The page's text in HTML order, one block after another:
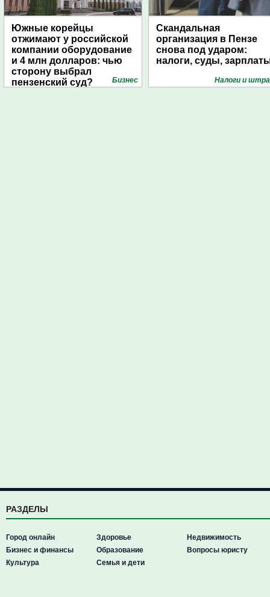
Южные корейцы
отжимают у российской
компании оборудование
и 4 млн долларов: чью
сторону выбрал
пензенский суд?
Бизнес
Скандальная
организация в Пензе
снова под ударом:
налоги, суды,
Налоги и
РАЗДЕЛЫ
Город онлайн
Бизнес и финансы
Культура
Здоровье
Образование
Семья и дети
Недвижимость
Вопросы юристу